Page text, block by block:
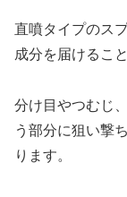
直噴タイプのス
成分を届けるこ
分け目やつむじ
う部分に狙い撃
ります。